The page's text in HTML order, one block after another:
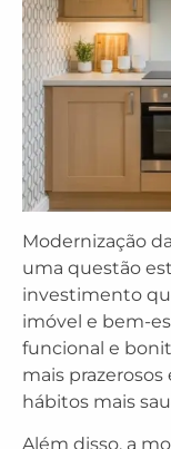
Modernização
uma questão
investimento
imóvel e bem-
funcional e
mais
hábitos mais
Além disso, a